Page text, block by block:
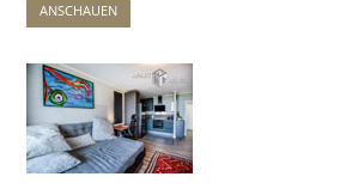
ANSCHAUEN